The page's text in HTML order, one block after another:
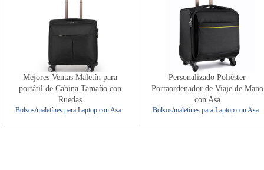
Mejores Ventas Maletín para
portátil de Cabina Tamaño con
Ruedas
Bolsos/maletínes para Laptop con Asa
Personalizado Poliéster
Portaordenador de Viaje de Mano
con Asa
Bolsos/maletínes para Laptop con Asa